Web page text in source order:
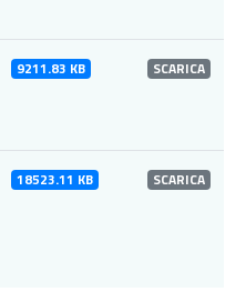
9211.83 KB SCARICA
18523.11 KB SCARICA